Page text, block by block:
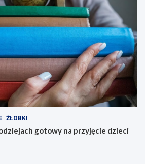
ŻŁOBKI
gotowy na przyjęcie dzieci